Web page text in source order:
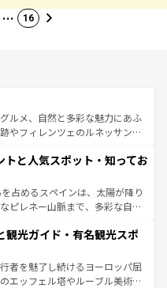
… 16
ルメ、自然と多彩な魅力にあふ
やフィレンツェのルネッサンス
田園風景やアマルフィ海岸の絶
ない。観光の合間には、本場の
イタリア料理を堪能することも
眠るまで、すべての瞬間を楽し
はコンテンツ一覧を参照してほ
トと人気スポット・知ってお
占めるスペインは、太陽が降り
ピレネー山脈まで、多彩な自然
情熱的なフラメンコ、熱気あふ
タパスが生活の一部となってい
された雰囲気や、バルセロナの
地方では古代ローマ遺跡や中世
観光ガイド・有名観光スポ
者を魅了し続けるヨーロッパ屈
エッフェル塔やルーブル美術館